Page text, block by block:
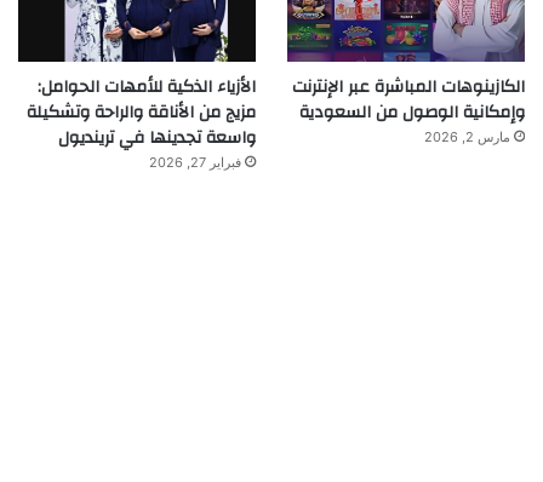
الكازينوهات المباشرة عبر الإنترنت
وإمكانية الوصول من السعودية
مارس 2, 2026
الأزياء الذكية للأمهات الحوامل:
مزيج من الأناقة والراحة وتشكيلة
واسعة تجدينها في ترينديول
فبراير 27, 2026